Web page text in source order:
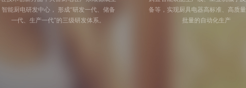
智能厨电研发中心， 形成“研发一代、储备
一代、生产一代”的三级研发体系。
备等，实现厨具电器高标准、高质
批量的自动化生产